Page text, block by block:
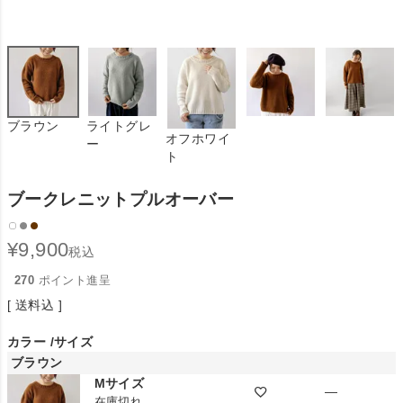
ブラウン
ライトグレ
ー
オフホワイ
ト
ブークレニットプルオーバー
¥9,900税込
270 ポイント進呈
送料込
カラー サイズ
ブラウン
Mサイズ
—